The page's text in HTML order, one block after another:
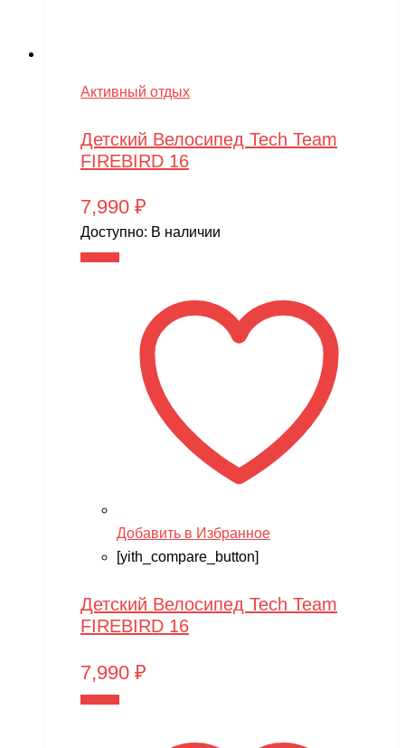
Активный отдых
Детский Велосипед Tech Team
FIREBIRD 16
7,990 ₽
Доступно: В наличии
Добавить в Избранное
[yith_compare_button]
Детский Велосипед Tech Team
FIREBIRD 16
7,990 ₽